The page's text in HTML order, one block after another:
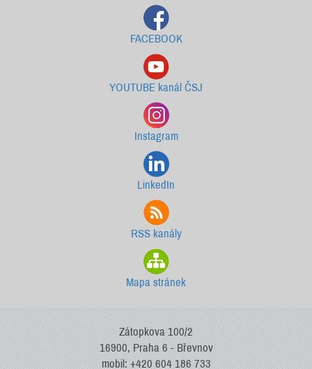
FACEBOOK
YOUTUBE kanál ČSJ
Instagram
LinkedIn
RSS kanály
Mapa stránek
Zátopkova 100/2
16900, Praha 6 - Břevnov
mobil: +420 604 186 733